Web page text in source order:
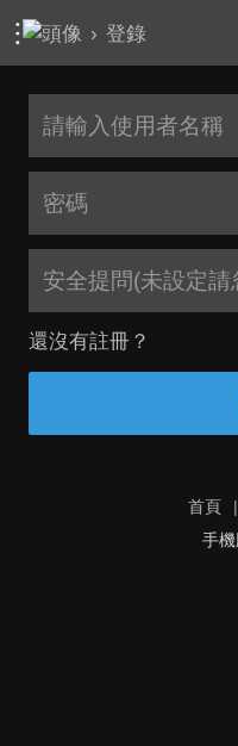
› 登錄
安全提問(未設定請
還沒有註冊？
首頁 |
手機